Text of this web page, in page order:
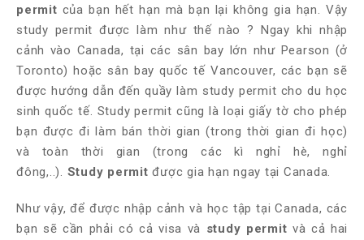
permit của bạn hết hạn mà bạn lại không gia hạn. Vậy
study permit được làm như thế nào ? Ngay khi nhập
cảnh vào Canada, tại các sân bay lớn như Pearson (ở
Toronto) hoặc sân bay quốc tế Vancouver, các bạn sẽ
được hướng dẫn đến quầy làm study permit cho du học
sinh quốc tế. Study permit cũng là loại giấy tờ cho phép
bạn được đi làm bán thời gian (trong thời gian đi học)
và toàn thời gian (trong các kì nghỉ hè, nghỉ
đông,..). Study permit được gia hạn ngay tại Canada.
Như vậy, để được nhập cảnh và học tập tại Canada, các
bạn sẽ cần phải có cả visa và study permit và cả hai